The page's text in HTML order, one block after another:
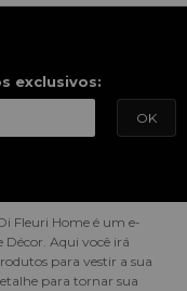
exclusivos:
Fleuri Home é um e-
Décor. Aqui você irá
para vestir a sua
para tornar sua